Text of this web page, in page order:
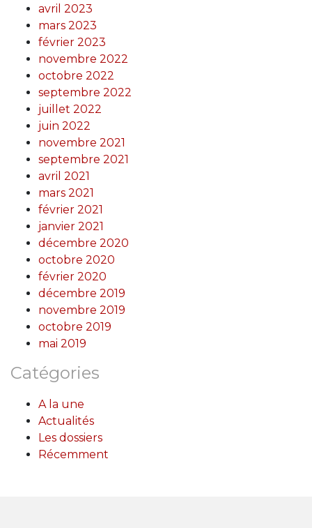
avril 2023
mars 2023
février 2023
novembre 2022
octobre 2022
septembre 2022
juillet 2022
juin 2022
novembre 2021
septembre 2021
avril 2021
mars 2021
février 2021
janvier 2021
décembre 2020
octobre 2020
février 2020
décembre 2019
novembre 2019
octobre 2019
mai 2019
Catégories
A la une
Actualités
Les dossiers
Récemment